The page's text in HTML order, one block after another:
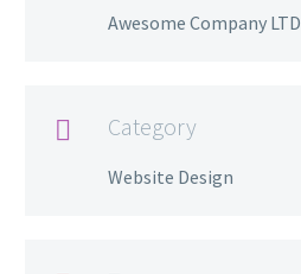
Awesome Company LTD
 Category
Website Design